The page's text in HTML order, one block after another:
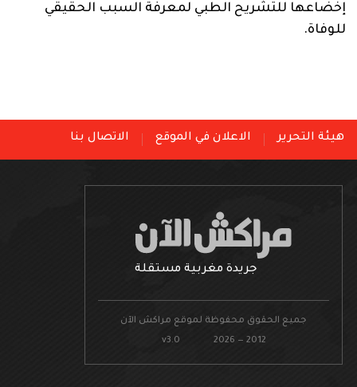
إخضاعها للتشريح الطبي لمعرفة السبب الحقيقي
للوفاة.
هيئة التحرير الاعلان في الموقع الاتصال بنا
جريدة مغربية مستقلة
جميع الحقوق محفوظة لموقع مراكش الآن
v3.0 2026 — 2012